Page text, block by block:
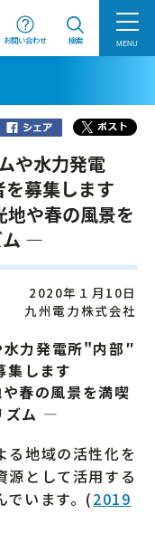
お問い合わせ 検索 MENU
や水力発電
を募集します
や春の風景を
ム ―
2020年１月10日
九州電力株式会社
力発電所"内部″
集します
春の風景を満喫
ズム ―
地域の活性化を
源として活用する
でいます。(2019